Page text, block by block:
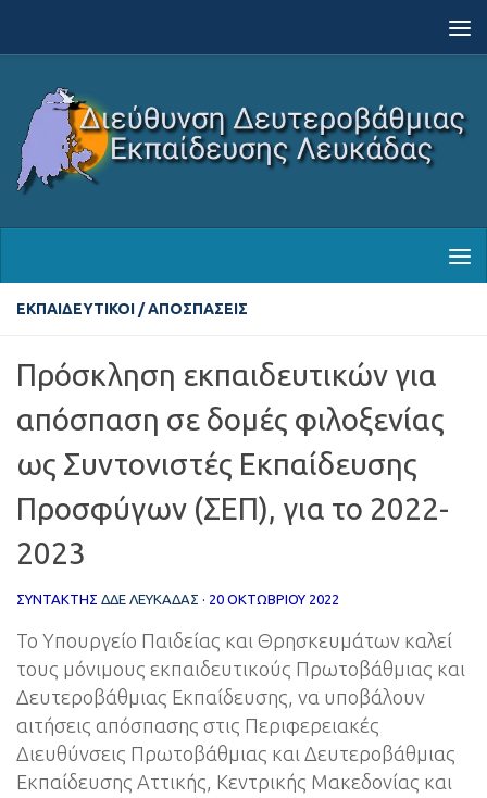
ΕΚΠΑΙΔΕΥΤΙΚΟΊ /ΑΠΟΣΠΆΣΕΙΣ
Πρόσκληση εκπαιδευτικών για
απόσπαση σε δομές φιλοξενίας
ως Συντονιστές Εκπαίδευσης
Προσφύγων (ΣΕΠ), για το 2022-
2023
ΣΥΝΤΆΚΤΗΣ ΔΔΕ ΛΕΥΚΑΔΑΣ · 20 ΟΚΤΩΒΡΊΟΥ 2022
Το Υπουργείο Παιδείας και Θρησκευμάτων καλεί
τους μόνιμους εκπαιδευτικούς Πρωτοβάθμιας και
Δευτεροβάθμιας Εκπαίδευσης, να υποβάλουν
αιτήσεις απόσπασης στις Περιφερειακές
Διευθύνσεις Πρωτοβάθμιας και Δευτεροβάθμιας
Εκπαίδευσης Αττικής, Κεντρικής Μακεδονίας και